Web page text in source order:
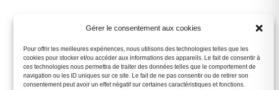
Gérer le consentement aux cookies
Pour offrir les meilleures expériences, nous utilisons des technologies telles que les
cookies pour stocker et/ou accéder aux informations des appareils. Le fait de consentir à
ces technologies nous permettra de traiter des données telles que le comportement de
navigation ou les ID uniques sur ce site. Le fait de ne pas consentir ou de retirer son
consentement peut avoir un effet négatif sur certaines caractéristiques et fonctions.